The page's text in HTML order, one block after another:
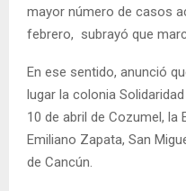
mayor número de casos
febrero, subrayó que
En ese sentido, anunció
lugar la colonia
10 de abril de Cozumel, la
Emiliano Zapata, San
de Cancún.